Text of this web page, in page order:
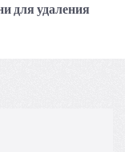
для удаления